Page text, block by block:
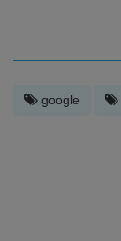
google